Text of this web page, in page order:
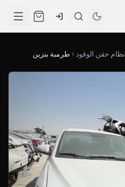
نظام حقن الوقود طرمبة بنزين